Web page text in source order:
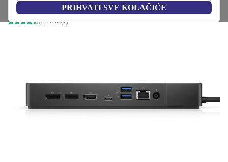
PRIHVATI SVE KOLAČIĆE
bez strujnog adaptera
(2 recenzije)